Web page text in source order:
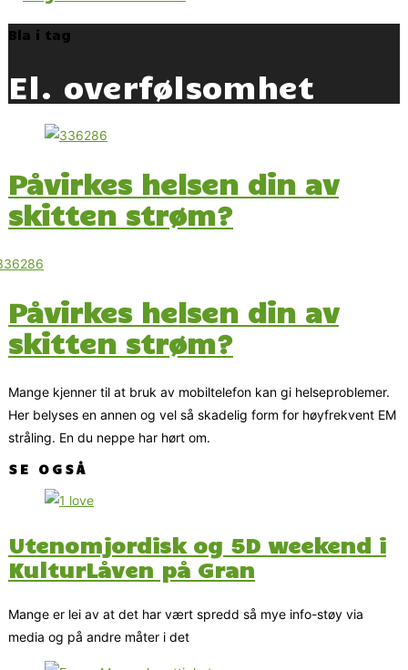
Bla i tag
El. overfølsomhet
Påvirkes helsen din av
skitten strøm?
Påvirkes helsen din av
skitten strøm?
Mange kjenner til at bruk av mobiltelefon kan gi helseproblemer.
Her belyses en annen og vel så skadelig form for høyfrekvent EM
stråling. En du neppe har hørt om.
SE OGSÅ
Utenomjordisk og 5D weekend i
KulturLåven på Gran
Mange er lei av at det har vært spredd så mye info-støy via
media og på andre måter i det